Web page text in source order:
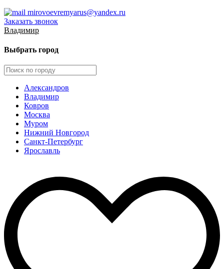
mirovoevremyarus@yandex.ru
Заказать звонок
Владимир
Выбрать город
Александров
Владимир
Ковров
Москва
Муром
Нижний Новгород
Санкт-Петербург
Ярославль